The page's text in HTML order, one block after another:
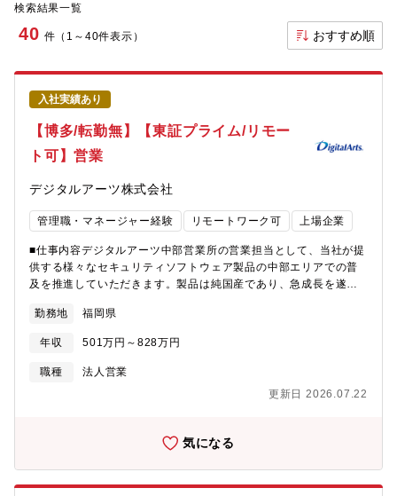
検索結果一覧
40 件（1～40件表示） おすすめ順
入社実績あり
【博多/転勤無】【東証プライム/リモー
ト可】営業
デジタルアーツ株式会社
管理職・マネージャー経験 リモートワーク可 上場企業
■仕事内容デジタルアーツ中部営業所の営業担当として、当社が提
供する様々なセキュリティソフトウェア製品の中部エリアでの普
及を推進していただきます。製品は純国産であり、急成長を遂げ
っています。顧客は、中部エリアの全ての民間企業や公共団体、
文教団体です。広範で競争力のあるフィールドで、積極的にチャ
レンジし、活発に活躍いただけることを期待しています。■業務詳
細弊社は、国産初のWebフィルタリングソフトウェアベンダーと
ました。2025年下期には、ゼロトラストセキュリティの実現に向
に向け、製品の提案活動を担っていただく営業メンバーを募集し
ます。あなたの営業力で日本企業や官公庁に革新的なセキュリテ
ィを届け、プロダクトの価値を広めていくことがミッションで
す。◇主な業務内容1. パートナー企業との関係構築・販売支援販
勤務地 福岡県
年収 501万円～828万円
職種
法人営業
更新日 2026.07.22
気になる